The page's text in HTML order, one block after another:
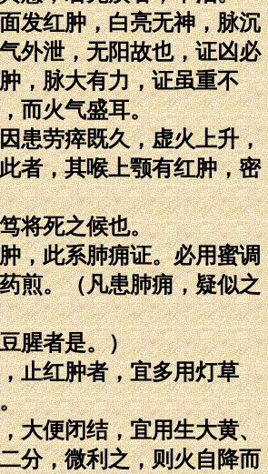
发红肿，白亮无神，脉沉
外泄，无阳故也，证凶必
，脉大有力，证虽重不
而火气盛耳。
患劳瘁既久，虚火上升，
者，其喉上颚有红肿，密
将死之候也。
，此系肺痈证。必用蜜调
煎。（凡患肺痈，疑似之
腥者是。）
止红肿者，宜多用灯草
大便闭结，宜用生大黄、
分，微利之，则火自降而